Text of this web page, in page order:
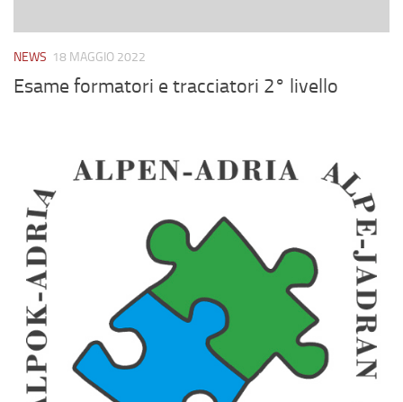
NEWS 18 MAGGIO 2022
Esame formatori e tracciatori 2° livello